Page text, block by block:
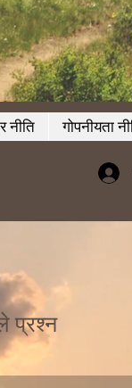
नीति गोपनीयता
प्रश्न